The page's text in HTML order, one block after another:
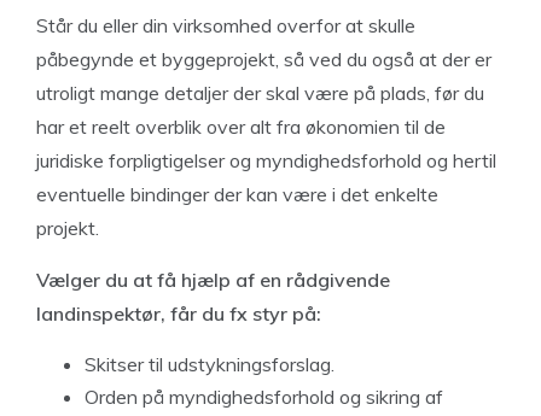
Står du eller din virksomhed overfor at skulle
påbegynde et byggeprojekt, så ved du også at der er
utroligt mange detaljer der skal være på plads, før du
har et reelt overblik over alt fra økonomien til de
juridiske forpligtigelser og myndighedsforhold og hertil
eventuelle bindinger der kan være i det enkelte
projekt.
Vælger du at få hjælp af en rådgivende
landinspektør, får du fx styr på:
Skitser til udstykningsforslag.
Orden på myndighedsforhold og sikring af